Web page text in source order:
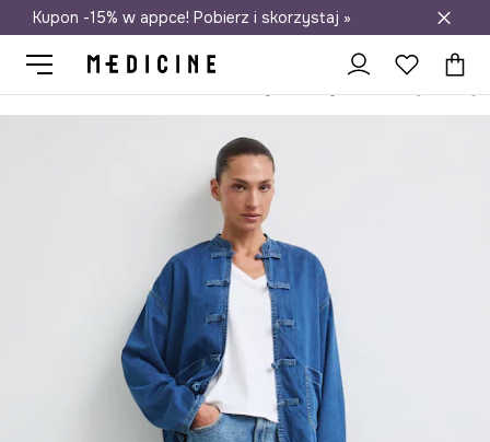
Darmowa dostawa do salonów
Kupon -15% w appce! Pobierz i skorzystaj »